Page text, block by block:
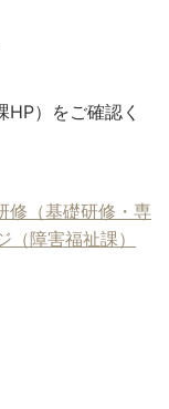
）をご確認く
修（基礎研修・専
障害福祉課）